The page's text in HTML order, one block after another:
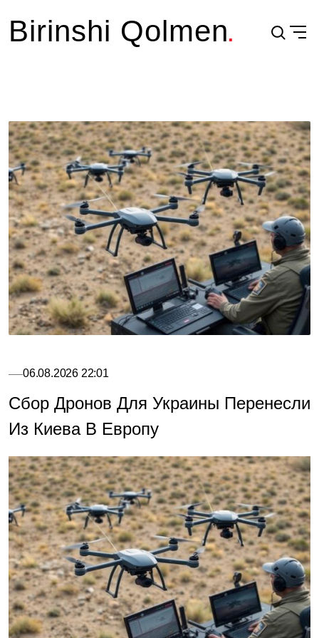
Birinshi Qolmen
06.08.2026 22:01
Сбор Дронов Для Украины Перенесли
Из Киева В Европу